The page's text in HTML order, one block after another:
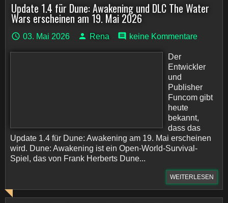
Update 1.4 für Dune: Awakening und DLC The Water
Wars erscheinen am 19. Mai 2026
03. Mai 2026 Rena keine Kommentare
Der
Entwickler
und
Publisher
Funcom gibt
heute
bekannt,
dass das
Update 1.4 für Dune: Awakening am 19. Mai erscheinen
wird. Dune: Awakening ist ein Open-World-Survival-
Spiel, das von Frank Herberts Dune...
WEITERLESEN